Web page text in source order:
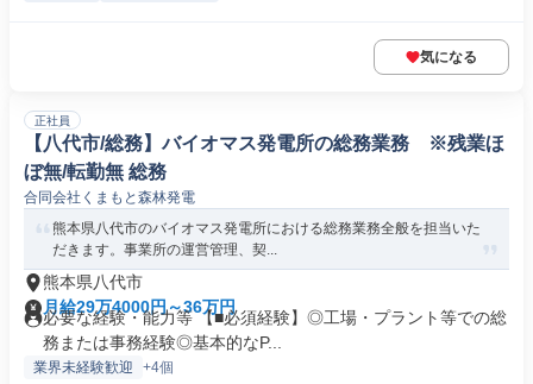
気になる
正社員
【八代市/総務】バイオマス発電所の総務業務 ※残業ほ
ぼ無/転勤無 総務
合同会社くまもと森林発電
熊本県八代市のバイオマス発電所における総務業務全般を担当いた
だきます。事業所の運営管理、契...
熊本県八代市
月給29万4000円～36万円
必要な経験・能力等 【■必須経験】◎工場・プラント等での総
務または事務経験◎基本的なP...
業界未経験歓迎 +4個